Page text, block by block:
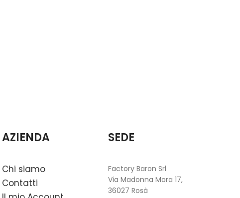
AZIENDA
Chi siamo
Contatti
SEDE
Factory Baron Srl
Via Madonna Mora 17,
36027 Rosà